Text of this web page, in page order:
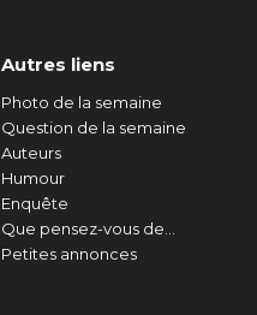
Autres liens
Photo de la semaine
Question de la semaine
Auteurs
Humour
Enquête
Que pensez-vous de...
Petites annonces